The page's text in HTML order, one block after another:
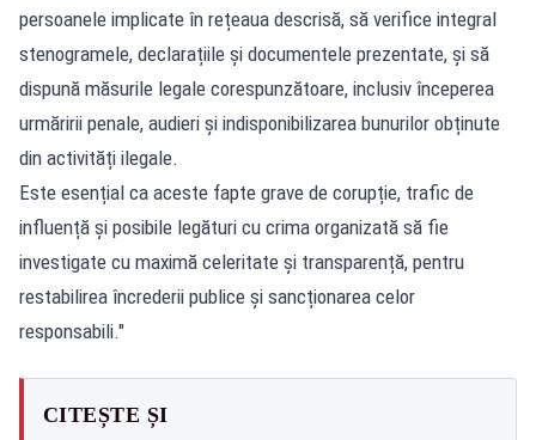
persoanele implicate în rețeaua descrisă, să verifice integral
stenogramele, declarațiile și documentele prezentate, și să
dispună măsurile legale corespunzătoare, inclusiv începerea
urmăririi penale, audieri și indisponibilizarea bunurilor obținute
din activități ilegale.
Este esențial ca aceste fapte grave de corupție, trafic de
influență și posibile legături cu crima organizată să fie
investigate cu maximă celeritate și transparență, pentru
restabilirea încrederii publice și sancționarea celor
responsabili."
CITEȘTE ȘI